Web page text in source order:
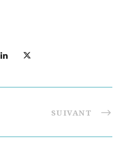
SUIVANT